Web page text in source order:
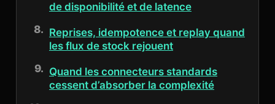
de disponibilité et de latence
Reprises, idempotence et replay quand
les flux de stock rejouent
Quand les connecteurs standards
cessent d’absorber la complexité